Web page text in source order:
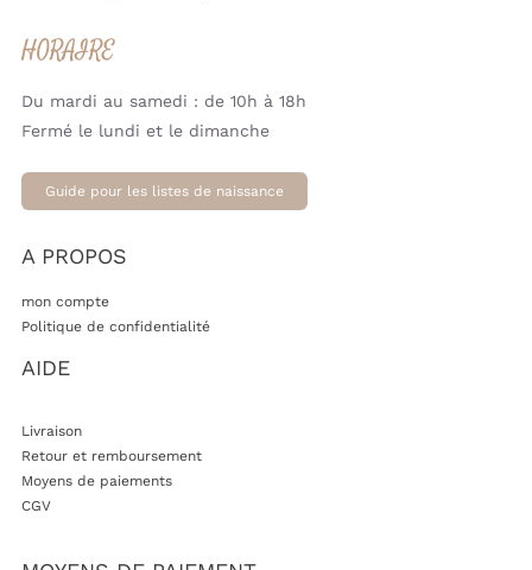
HORAIRE
Du mardi au samedi : de 10h à 18h
Fermé le lundi et le dimanche
Guide pour les listes de naissance
A PROPOS
mon compte
Politique de confidentialité
AIDE
Livraison
Retour et remboursement
Moyens de paiements
CGV